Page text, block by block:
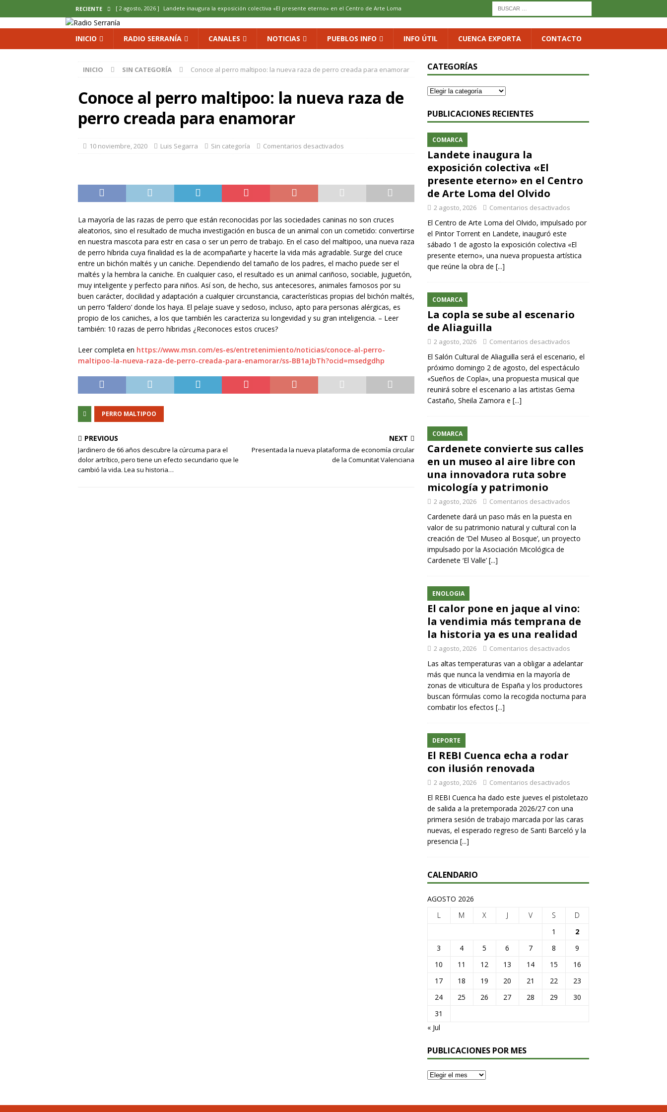
RECIENTE [ 2 agosto, 2026 ] Landete inaugura la exposición colectiva «El presente eterno» en el Centro de Arte Loma
del Olvido
[ 2 agosto, 2026 ] La copla se sube al escenario de Aliaguilla COMARCA
[ 2 agosto, 2026 ] El calor pone en jaque al vino: la vendimia más temprana de la historia ya es una realidad
[ 2 agosto, 2026 ] El REBI Cuenca echa a rodar con ilusión renovada
INICIO RADIO SERRANÍA CANALES NOTICIAS PUEBLOS INFO INFO ÚTIL CUENCA EXPORTA CONTACTO
INICIO SIN CATEGORÍA Conoce al perro maltipoo: la nueva raza de perro creada para enamorar
Conoce al perro maltipoo: la nueva raza de
perro creada para enamorar
10 noviembre, 2020 Luis Segarra Sin categoría Comentarios desactivados
La mayoría de las razas de perro que están reconocidas por las sociedades caninas no son cruces
aleatorios, sino el resultado de mucha investigación en busca de un animal con un cometido: convertirse
en nuestra mascota para estr en casa o ser un perro de trabajo. En el caso del maltipoo, una nueva raza
de perro híbrida cuya finalidad es la de acompañarte y hacerte la vida más agradable. Surge del cruce
entre un bichón maltés y un caniche. Dependiendo del tamaño de los padres, el macho puede ser el
maltés y la hembra la caniche. En cualquier caso, el resultado es un animal cariñoso, sociable, juguetón,
muy inteligente y perfecto para niños. Así son, de hecho, sus antecesores, animales famosos por su
buen carácter, docilidad y adaptación a cualquier circunstancia, características propias del bichón maltés,
un perro ‘faldero’ donde los haya. El pelaje suave y sedoso, incluso, apto para personas alérgicas, es
propio de los caniches, a los que también les caracteriza su longevidad y su gran inteligencia. – Leer
también: 10 razas de perro híbridas ¿Reconoces estos cruces?
Leer completa en https://www.msn.com/es-es/entretenimiento/noticias/conoce-al-perro-
maltipoo-la-nueva-raza-de-perro-creada-para-enamorar/ss-BB1aJbTh?ocid=msedgdhp
PERRO MALTIPOO
PREVIOUS
Jardinero de 66 años descubre la cúrcuma para el
dolor artrítico, pero tiene un efecto secundario que le
cambió la vida. Lea su historia…
NEXT
Presentada la nueva plataforma de economía circular
de la Comunitat Valenciana
CATEGORÍAS
PUBLICACIONES RECIENTES
COMARCA
Landete inaugura la
exposición colectiva «El
presente eterno» en el Centro
de Arte Loma del Olvido
2 agosto, 2026 Comentarios desactivados
El Centro de Arte Loma del Olvido, impulsado por
el Pintor Torrent en Landete, inauguró este
sábado 1 de agosto la exposición colectiva «El
presente eterno», una nueva propuesta artística
que reúne la obra de [...]
COMARCA
La copla se sube al escenario
de Aliaguilla
2 agosto, 2026 Comentarios desactivados
El Salón Cultural de Aliaguilla será el escenario, el
próximo domingo 2 de agosto, del espectáculo
«Sueños de Copla», una propuesta musical que
reunirá sobre el escenario a las artistas Gema
Castaño, Sheila Zamora e [...]
COMARCA
Cardenete convierte sus calles
en un museo al aire libre con
una innovadora ruta sobre
micología y patrimonio
2 agosto, 2026 Comentarios desactivados
Cardenete dará un paso más en la puesta en
valor de su patrimonio natural y cultural con la
creación de ‘Del Museo al Bosque’, un proyecto
impulsado por la Asociación Micológica de
Cardenete ‘El Valle’ [...]
ENOLOGIA
El calor pone en jaque al vino:
la vendimia más temprana de
la historia ya es una realidad
2 agosto, 2026 Comentarios desactivados
Las altas temperaturas van a obligar a adelantar
más que nunca la vendimia en la mayoría de
zonas de viticultura de España y los productores
buscan fórmulas como la recogida nocturna para
combatir los efectos [...]
DEPORTE
El REBI Cuenca echa a rodar
con ilusión renovada
2 agosto, 2026 Comentarios desactivados
El REBI Cuenca ha dado este jueves el pistoletazo
de salida a la pretemporada 2026/27 con una
primera sesión de trabajo marcada por las caras
nuevas, el esperado regreso de Santi Barceló y la
presencia [...]
CALENDARIO
AGOSTO 2026
L
M X J V S
D
1
2
3
4 5 6 7 8
9
10
11 12 13 14 15
16
17
18 19 20 21 22
23
24
25 26 27 28 29
30
31
« Jul
PUBLICACIONES POR MES